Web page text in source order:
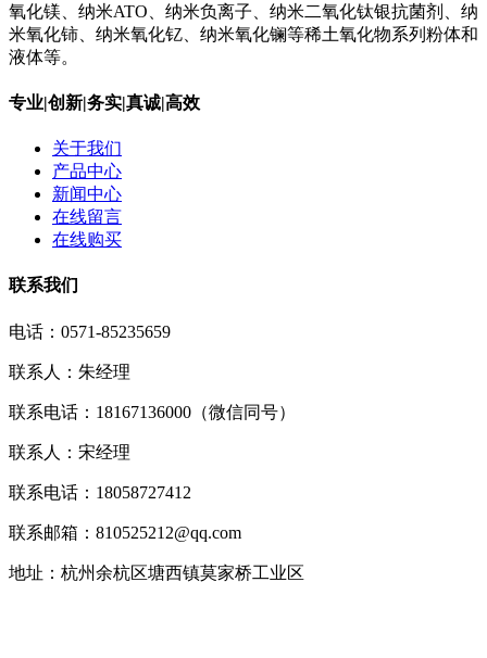
氧化镁、纳米ATO、纳米负离子、纳米二氧化钛银抗菌剂、纳
米氧化铈、纳米氧化钇、纳米氧化镧等稀土氧化物系列粉体和
液体等。
专业|创新|务实|真诚|高效
关于我们
产品中心
新闻中心
在线留言
在线购买
联系我们
电话：0571-85235659
联系人：朱经理
联系电话：18167136000（微信同号）
联系人：宋经理
联系电话：18058727412
联系邮箱：810525212@qq.com
地址：杭州余杭区塘西镇莫家桥工业区